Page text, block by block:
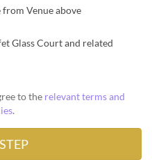
from Venue above
Glass Court and related
to the relevant terms and
.